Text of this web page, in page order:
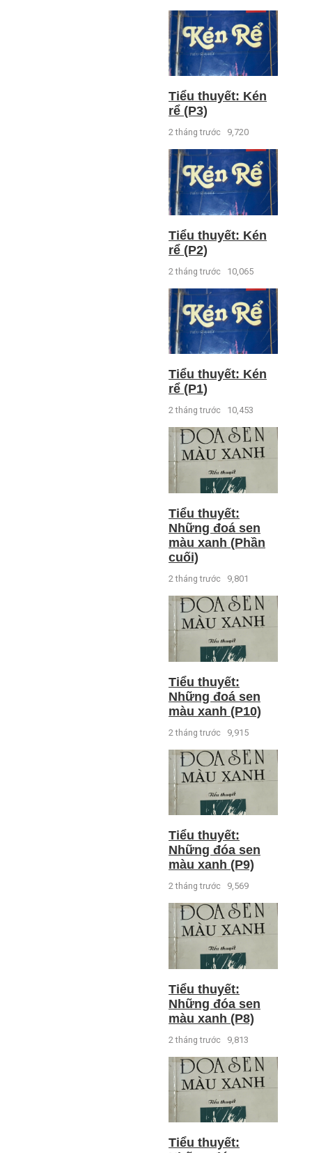
Tiểu thuyết: Kén
rể (P3)
2 tháng trước 9,720
Tiểu thuyết: Kén
rể (P2)
2 tháng trước 10,065
Tiểu thuyết: Kén
rể (P1)
2 tháng trước 10,453
Tiểu thuyết:
Những đoá sen
màu xanh (Phần
cuối)
2 tháng trước 9,801
Tiểu thuyết:
Những đoá sen
màu xanh (P10)
2 tháng trước 9,915
Tiểu thuyết:
Những đóa sen
màu xanh (P9)
2 tháng trước 9,569
Tiểu thuyết:
Những đóa sen
màu xanh (P8)
2 tháng trước 9,813
Tiểu thuyết: